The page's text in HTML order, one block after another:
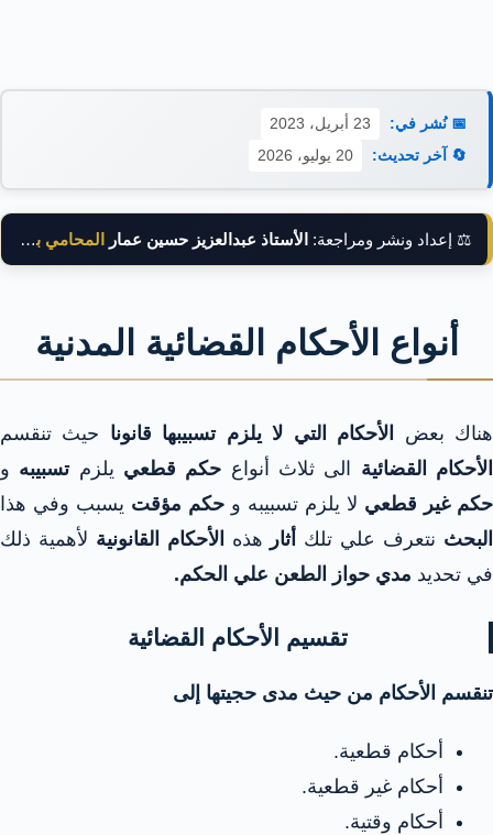
📅 نُشر في:
23 أبريل، 2023
🔄 آخر تحديث:
20 يوليو، 2026
⚖️ إعداد ونشر ومراجعة: الأستاذ عبدالعزيز حسين عمار المحامي بالنقض
أنواع الأحكام القضائية المدنية
هناك بعض الأحكام التي لا يلزم تسبيبها قانونا حيث تنقسم
الأحكام القضائية الى ثلاث أنواع حكم قطعي يلزمتسبيبه و
حكم غير قطعي لا يلزم تسبيبه و حكم مؤقت يسبب وفي هذا
البحث نتعرف علي تلك أثار هذه الأحكام القانونية لأهمية ذلك
في تحديد مدي حواز الطعن علي الحكم.
تقسيم الأحكام القضائية
تنقسم الأحكام من حيث مدى حجيتها إلى
أحكام قطعية.
أحكام غير قطعية.
أحكام وقتية.